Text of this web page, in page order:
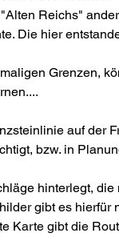
Reichs"
Die hier
Grenzen,
auf der
bzw. in
hinterlegt,
gibt es
Karte gibt die